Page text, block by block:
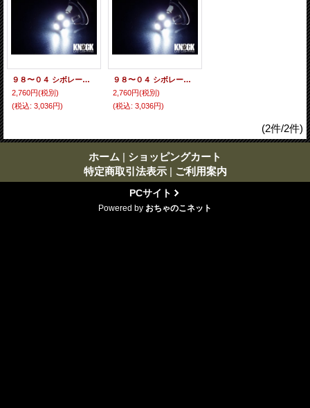
９８〜０４ シボレーコルベット用 トランクルームＬＥＤバルブセット
2,760円(税別)
(税込: 3,036円)
９８〜０４ シボレーコルベット用 フットランプＬＥＤバルブセット
2,760円(税別)
(税込: 3,036円)
(2件/2件)
ホーム | ショッピングカート
特定商取引法表示 | ご利用案内
PCサイト
Powered by おちゃのこネット